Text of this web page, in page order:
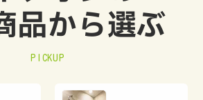
品から選ぶ
PICKUP